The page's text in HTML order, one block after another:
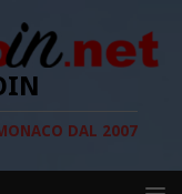
DAL 2007